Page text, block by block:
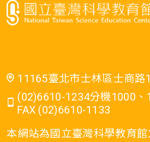
11165臺北市士林區士商路
(02)6610-1234分機1000、
FAX (02)6610-1133
本網站為國立臺灣科學教育館